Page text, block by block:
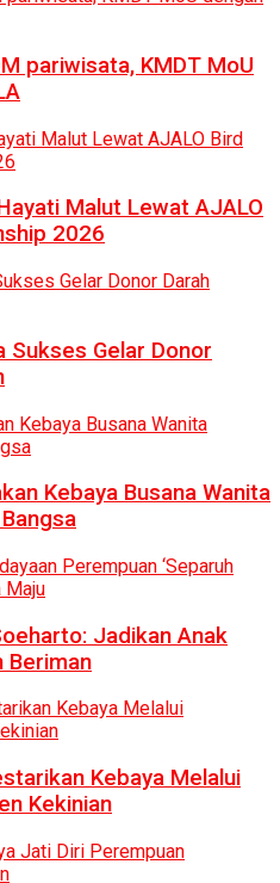
pariwisata, KMDT MoU
Malut Lewat AJALO
2026
Sukses Gelar Donor
Kebaya Busana Wanita
Jadikan Anak
Beriman
Kebaya Melalui
Kekinian